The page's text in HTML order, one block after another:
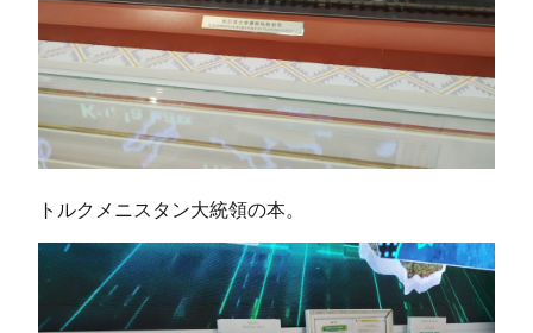
トルクメニスタン大統領の本。